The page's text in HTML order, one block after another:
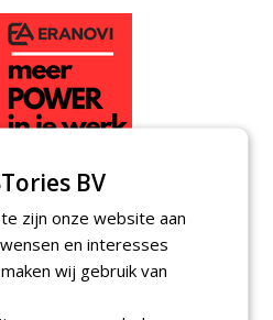
BV
zijn onze website aan
en interesses
wij gebruik van